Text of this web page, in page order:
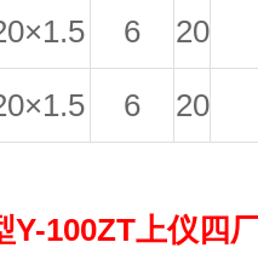
×1.5 6 20
×1.5 6 20
Y-100ZT上仪四